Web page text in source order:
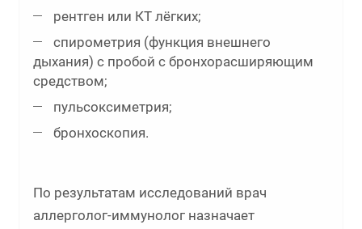
рентген или КТ лёгких;
спирометрия (функция внешнего
дыхания) с пробой с бронхорасширяющим
средством;
пульсоксиметрия;
бронхоскопия.
По результатам исследований врач
аллерголог-иммунолог назначает